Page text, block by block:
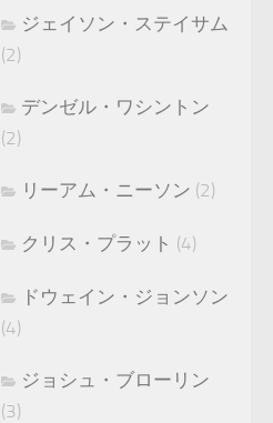
ジェイソン・ステイサム
(2)
デンゼル・ワシントン
(2)
リーアム・ニーソン (2)
クリス・プラット (4)
ドウェイン・ジョンソン
(4)
ジョシュ・ブローリン
(3)